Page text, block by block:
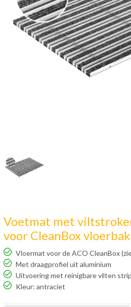
Voetmat met
voor CleanBox vloerbak
Vloermat voor de ACO CleanBox
Met draagprofiel uit aluminium
Uitvoering met reinigbare vilten
Kleur: antraciet